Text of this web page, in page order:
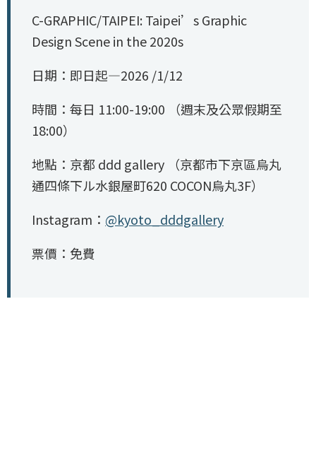
C-GRAPHIC/TAIPEI: Taipei’s Graphic
Design Scene in the 2020s
日期：即日起—2026 /1/12
時間：每日 11:00-19:00 （週末及公眾假期至
18:00）
地點：京都 ddd gallery （京都市下京區烏丸
通四條下ル水銀屋町620 COCON烏丸3F）
Instagram： @kyoto_dddgallery
票價：免費